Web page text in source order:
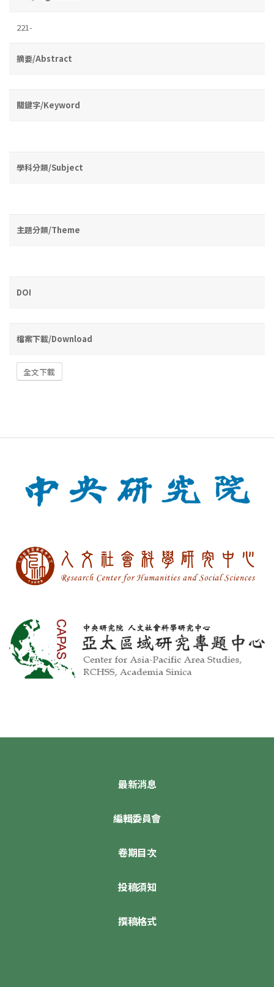
221-
摘要/Abstract
關鍵字/Keyword
學科分類/Subject
主題分類/Theme
DOI
檔案下載/Download
全文下載
最新消息
編輯委員會
卷期目次
投稿須知
撰稿格式